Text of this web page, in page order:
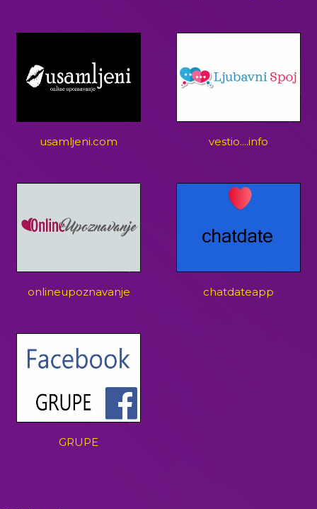
usamljeni.com vestio....info
onlineupoznavanje chatdateapp
GRUPE